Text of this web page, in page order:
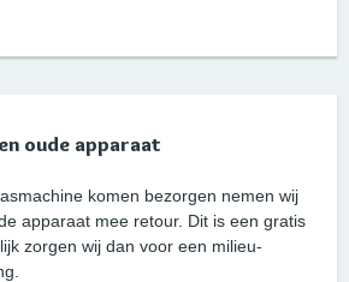
oude apparaat
komen bezorgen nemen wij
apparaat mee retour. Dit is een gratis
zorgen wij dan voor een milieu-